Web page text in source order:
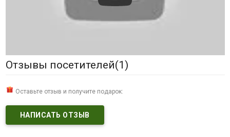
Отзывы посетителей(1 )
Оставьте отзыв и получите подарок:
НАПИСАТЬ ОТЗЫВ